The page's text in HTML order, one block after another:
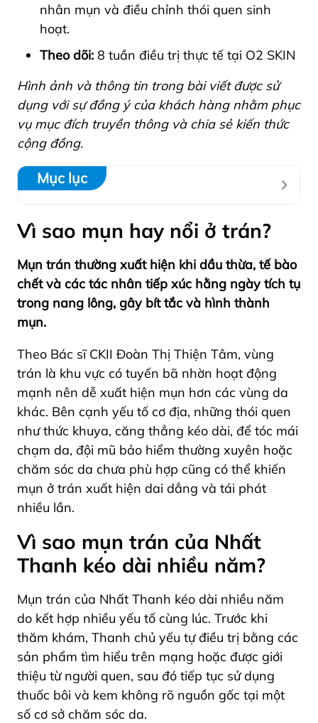
nhân mụn và điều chỉnh thói quen sinh
hoạt.
Theo dõi: 8 tuần điều trị thực tế tại O2 SKIN
Hình ảnh và thông tin trong bài viết được sử
dụng với sự đồng ý của khách hàng nhằm phục
vụ mục đích truyền thông và chia sẻ kiến thức
cộng đồng.
Mục lục
Vì sao mụn hay nổi ở trán?
Mụn trán thường xuất hiện khi dầu thừa, tế bào
chết và các tác nhân tiếp xúc hằng ngày tích tụ
trong nang lông, gây bít tắc và hình thành
mụn.
Theo Bác sĩ CKII Đoàn Thị Thiện Tâm, vùng
trán là khu vực có tuyến bã nhờn hoạt động
mạnh nên dễ xuất hiện mụn hơn các vùng da
khác. Bên cạnh yếu tố cơ địa, những thói quen
như thức khuya, căng thẳng kéo dài, để tóc mái
chạm da, đội mũ bảo hiểm thường xuyên hoặc
chăm sóc da chưa phù hợp cũng có thể khiến
mụn ở trán xuất hiện dai dẳng và tái phát
nhiều lần.
Vì sao mụn trán của Nhất
Thanh kéo dài nhiều năm?
Mụn trán của Nhất Thanh kéo dài nhiều năm
do kết hợp nhiều yếu tố cùng lúc. Trước khi
thăm khám, Thanh chủ yếu tự điều trị bằng các
sản phẩm tìm hiểu trên mạng hoặc được giới
thiệu từ người quen, sau đó tiếp tục sử dụng
thuốc bôi và kem không rõ nguồn gốc tại một
số cơ sở chăm sóc da.